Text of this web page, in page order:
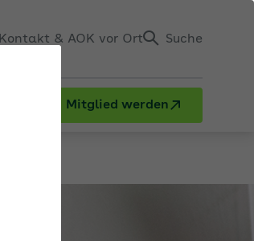
Kontakt & AOK vor Ort Suche
Mitglied werden